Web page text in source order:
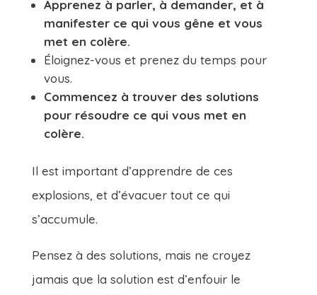
Apprenez à parler, à demander, et à
manifester ce qui vous gêne et vous
met en colère.
Éloignez-vous et prenez du temps pour
vous.
Commencez à trouver des solutions
pour résoudre ce qui vous met en
colère.
Il est important d’apprendre de ces
explosions, et d’évacuer tout ce qui
s’accumule.
Pensez à des solutions, mais ne croyez
jamais que la solution est d’enfouir le